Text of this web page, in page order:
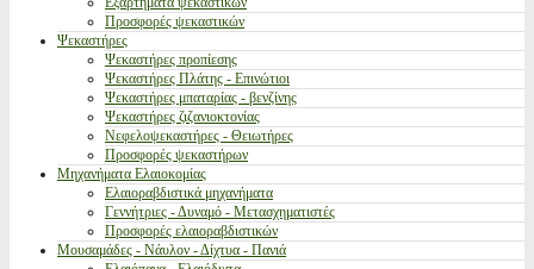
Προσφορές ψεκαστικών
Ψεκαστήρες
Ψεκαστήρες προπίεσης
Ψεκαστήρες Πλάτης - Επινώτιοι
Ψεκαστήρες μπαταρίας - βενζίνης
Ψεκαστήρες ζιζανιοκτονίας
Νεφελοψεκαστήρες - Θειωτήρες
Προσφορές ψεκαστήρων
Μηχανήματα Ελαιοκομίας
Ελαιοραβδιστικά μηχανήματα
Γεννήτριες - Δυναμό - Μετασχηματιστές
Προσφορές ελαιοραβδιστικών
Μουσαμάδες - Νάυλον - Δίχτυα - Πανιά